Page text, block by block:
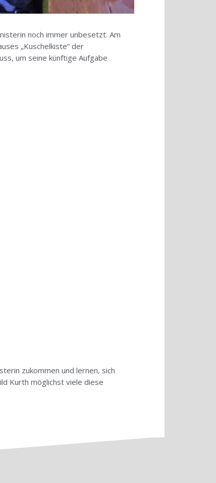
noch immer unbesetzt. Am
„Kuschelkiste“ der
um seine künftige Aufgabe
zukommen und lernen, sich
Kurth möglichst viele diese